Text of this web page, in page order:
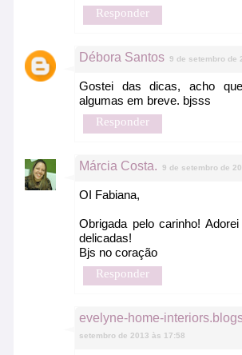
Responder
Débora Santos 9 de setembro de
Gostei das dicas, acho
algumas em breve. bjsss
Responder
Márcia Costa. 9 de setembro de
OI Fabiana,
Obrigada pelo carinho!
delicadas!
Bjs no coração
Responder
evelyne-home-
setembro de 2013 às 17:58